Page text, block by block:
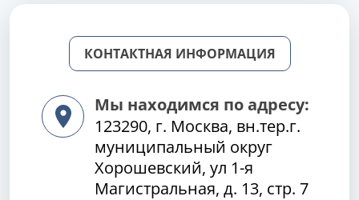
КОНТАКТНАЯ ИНФОРМАЦИЯ
Мы находимся по адресу:
123290, г. Москва, вн.тер.г.
муниципальный округ
Хорошевский, ул 1-я
Магистральная, д. 13, стр. 7